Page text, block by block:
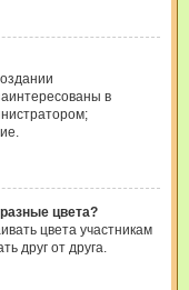
в
цвета?
цвета участникам
друг от друга.